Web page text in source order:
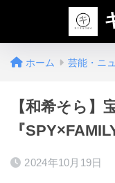
ホーム 芸能・ニ
【和希そら】
『
2024年10月19日